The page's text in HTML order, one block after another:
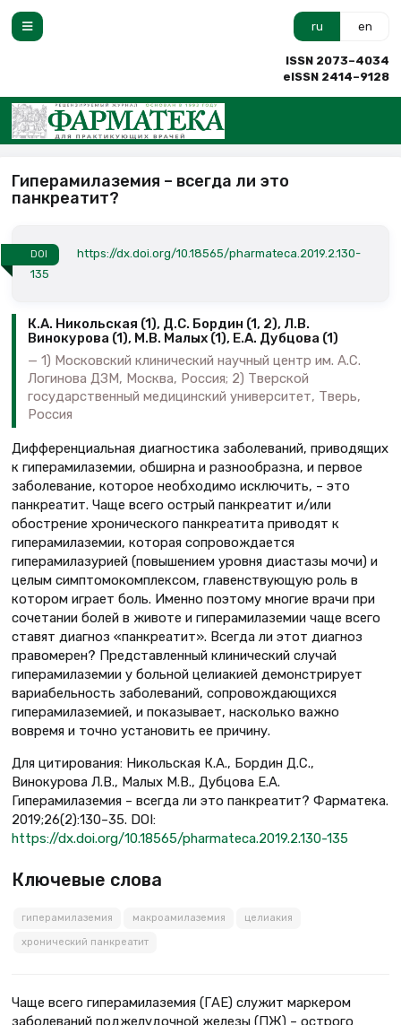
ru en
ISSN 2073–4034
eISSN 2414–9128
Гиперамилаземия – всегда ли это
панкреатит?
DOI
https://dx.doi.org/10.18565/pharmateca.2019.2.130-
135
К.А. Никольская (1), Д.С. Бордин (1, 2), Л.В.
Винокурова (1), М.В. Малых (1), Е.А. Дубцова (1)
1) Московский клинический научный центр им. А.С.
Логинова ДЗМ, Москва, Россия; 2) Тверской
государственный медицинский университет, Тверь,
Россия
Дифференциальная диагностика заболеваний, приводящих
к гиперамилаземии, обширна и разнообразна, и первое
заболевание, которое необходимо исключить, – это
панкреатит. Чаще всего острый панкреатит и/или
обострение хронического панкреатита приводят к
гиперамилаземии, которая сопровождается
гиперамилазурией (повышением уровня диастазы мочи) и
целым симптомокомплексом, главенствующую роль в
котором играет боль. Именно поэтому многие врачи при
сочетании болей в животе и гиперамилаземии чаще всего
ставят диагноз «панкреатит». Всегда ли этот диагноз
правомерен? Представленный клинический случай
гиперамилаземии у больной целиакией демонстрирует
вариабельность заболеваний, сопровождающихся
гиперамилаземией, и показывает, насколько важно
вовремя и точно установить ее причину.
Для цитирования: Никольская К.А., Бордин Д.С.,
Винокурова Л.В., Малых М.В., Дубцова Е.А.
Гиперамилаземия – всегда ли это панкреатит? Фарматека.
2019;26(2):130–35. DOI:
https://dx.doi.org/10.18565/pharmateca.2019.2.130-135
Ключевые слова
гиперамилаземия макроамилаземия целиакия
хронический панкреатит
Чаще всего гиперамилаземия (ГАЕ) служит маркером
заболеваний поджелудочной железы (ПЖ) – острого